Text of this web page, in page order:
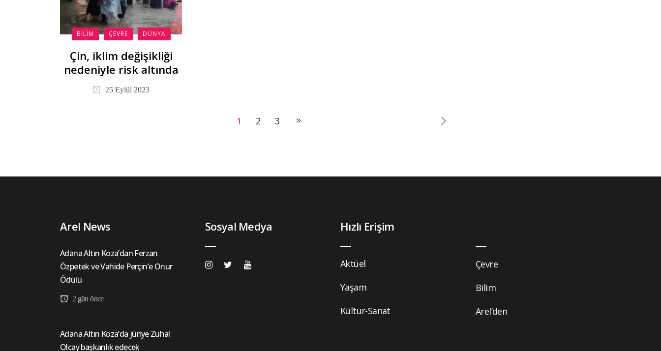
BILIM ÇEVRE DÜNYA
Çin, iklim değişikliği
nedeniyle risk altında
25 Eylül 2023
1 2 3
Arel News
Adana Altın Koza’dan Ferzan
Özpetek ve Vahide Perçin’e Onur
Ödülü
2 gün önce
Adana Altın Koza’da jüriye Zuhal
Olcay başkanlık edecek
Sosyal Medya Hızlı Erişim
Aktüel
Yaşam
Kültür-Sanat
Çevre
Bilim
Arel’den